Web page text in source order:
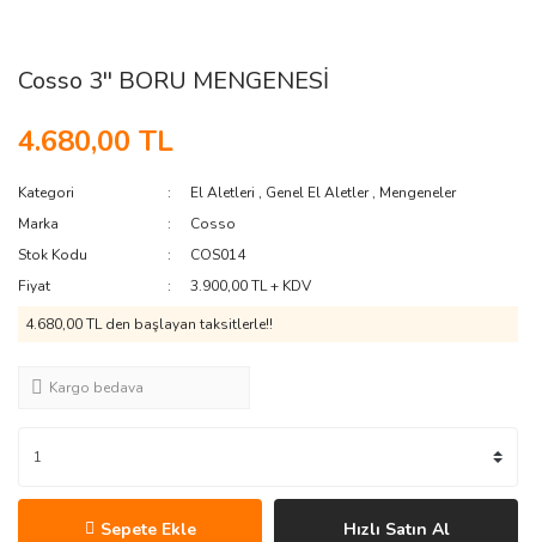
Cosso 3'' BORU MENGENESİ
4.680,00 TL
Kategori El Aletleri, Genel El Aletler, Mengeneler
Marka
Cosso
Stok Kodu
COS014
Fiyat
3.900,00 TL + KDV
4.680,00 TL den başlayan taksitlerle!!
Kargo bedava
Sepete Ekle Hızlı Satın Al